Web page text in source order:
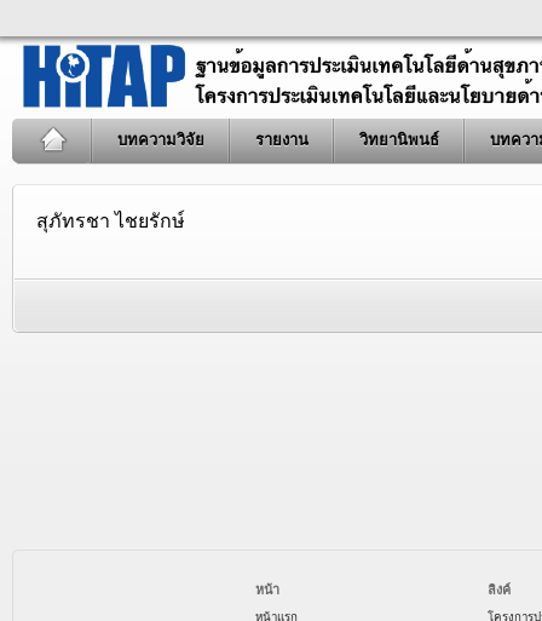
บทความวิจัย รายงาน วิทยานิพนธ์ บทควา
สุภัทรชา ไชยรักษ์
หน้า
หน้าแรก
ลิงค์
โครงการ